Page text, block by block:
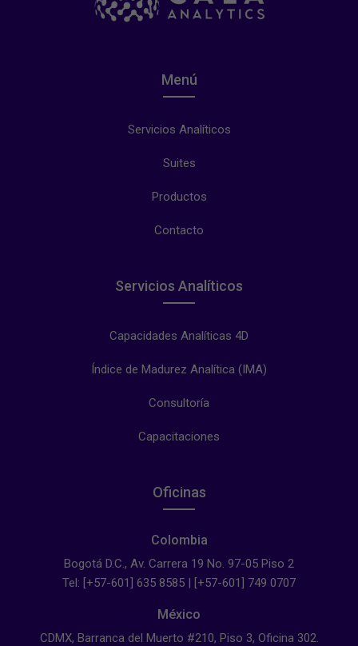
Menú
Servicios Analíticos
Suites
Productos
Contacto
Servicios Analíticos
Capacidades Analíticas 4D
Índice de Madurez Analítica (IMA)
Consultoría
Capacitaciones
Oficinas
Colombia
Bogotá D.C., Av. Carrera 19 No. 97-05 Piso 2
Tel: [+57-601] 635 8585 | [+57-601] 749 0707
México
CDMX, Barranca del Muerto #210, Piso 3, Oficina 302.